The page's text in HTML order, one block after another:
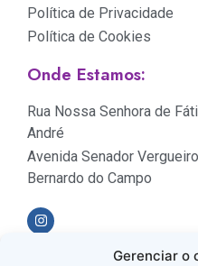
Gerenciar o
Política de Privacidade
Política de Cookies
Onde Estamos:
Rua Nossa Senhora de
André
Avenida Senador
Bernardo do Campo
Formas de